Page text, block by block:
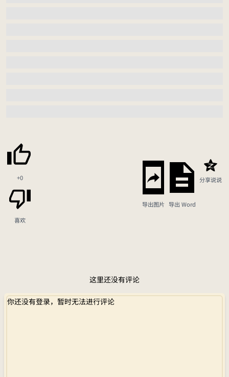
+0
喜欢
导出图片 导出 Word
分享说说
这里还没有评论
你还没有登录，暂时无法进行评论